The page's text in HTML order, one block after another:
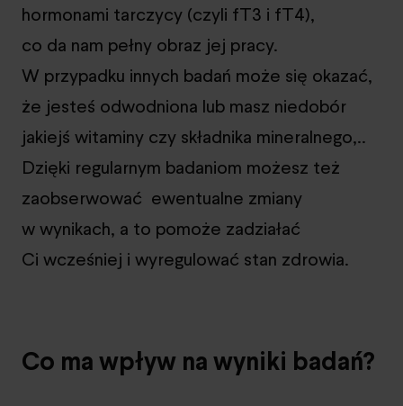
hormonami tarczycy (czyli fT3 i fT4),
co da nam pełny obraz jej pracy.
W przypadku innych badań może się okazać,
że jesteś odwodniona lub masz niedobór
jakiejś witaminy czy składnika mineralnego,..
Dzięki regularnym badaniom możesz też
zaobserwować ewentualne zmiany
w wynikach, a to pomoże zadziałać
Ci wcześniej i wyregulować stan zdrowia.
Co ma wpływ na wyniki badań?